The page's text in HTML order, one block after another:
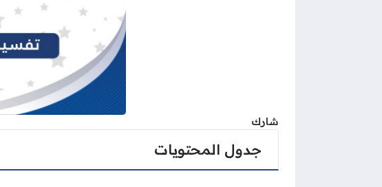
شارك
جدول المحتويات